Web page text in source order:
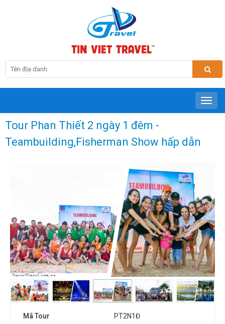
Tour Phan Thiết 2 ngày 1 đêm -
Teambuilding,Fisherman Show hấp dẫn
Mã Tour
PT2N1Đ